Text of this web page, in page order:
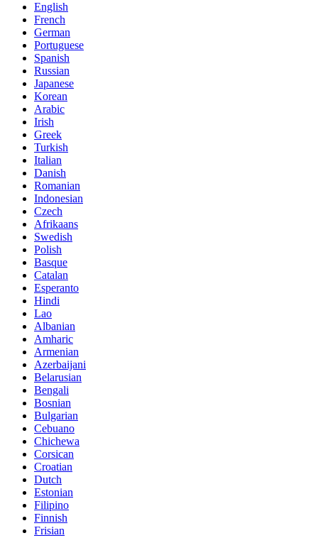
English
French
German
Portuguese
Spanish
Russian
Japanese
Korean
Arabic
Irish
Greek
Turkish
Italian
Danish
Romanian
Indonesian
Czech
Afrikaans
Swedish
Polish
Basque
Catalan
Esperanto
Hindi
Lao
Albanian
Amharic
Armenian
Azerbaijani
Belarusian
Bengali
Bosnian
Bulgarian
Cebuano
Chichewa
Corsican
Croatian
Dutch
Estonian
Filipino
Finnish
Frisian